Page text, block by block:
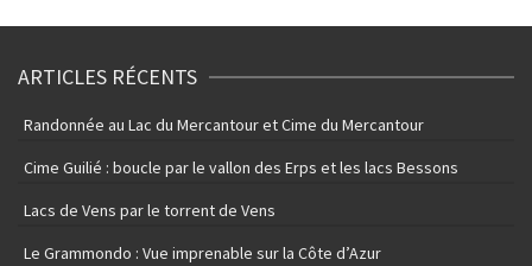
ARTICLES RÉCENTS
Randonnée au Lac du Mercantour et Cime du Mercantour
Cime Guilié : boucle par le vallon des Erps et les lacs Bessons
Lacs de Vens par le torrent de Vens
Le Grammondo : Vue imprenable sur la Côte d’Azur